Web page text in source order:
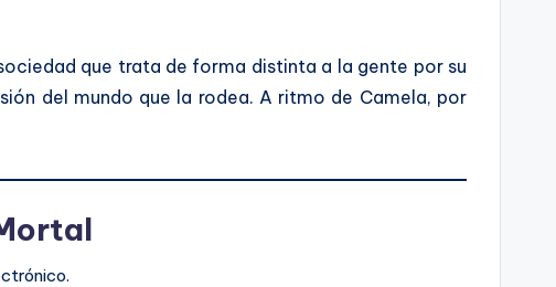
que trata de forma distinta a la gente por su
del mundo que la rodea. A ritmo de Camela, por